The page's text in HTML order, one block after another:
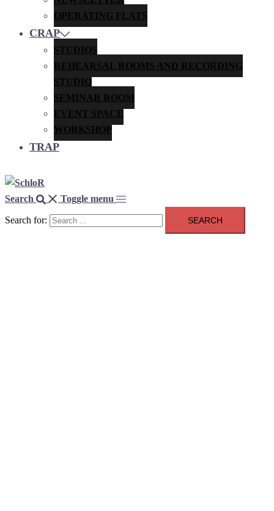
OPERATING FLATS
CRAP
STUDIOS
REHEARSAL ROOMS AND RECORDING
STUDIO
SEMINAR ROOM
EVENT SPACE
WORKSHOP
TRAP
Search Toggle menu
Search for: